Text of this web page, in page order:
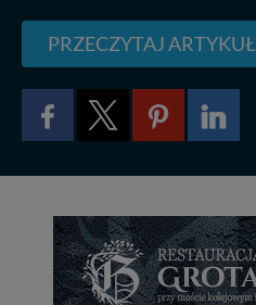
PRZECZYTAJ ARTYKUŁ